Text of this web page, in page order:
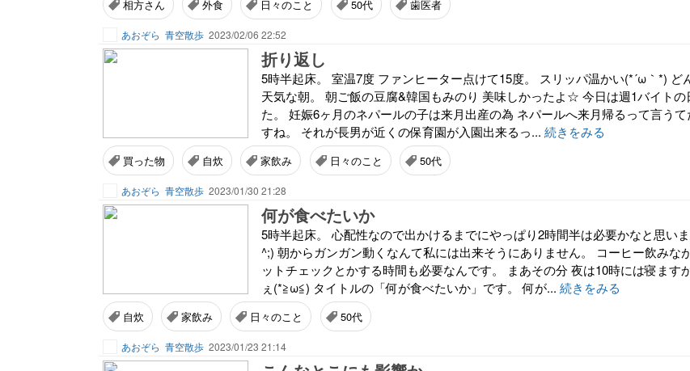
相方さん 外食 日々のこと 50代 歯医者
あおぞら 青空散歩 2023/02/06 22:52
折り返し
5時半起床。 室温7度 ファンヒーター点けて15度。 スリッパ温かい(*´ω｀*) ど
天気な朝。 朝ご飯の豆腐&韓国もみのり 美味しかったよ☆ 今日は週1バイトの
た。 妊娠6ヶ月のネパールの子は来月出産の為 ネパールへ来月帰るって言う
すね。 それが長男が近くの保育園が入園出来るっ... 続きをみる
買った物 自炊 家飲み 日々のこと 50代
あおぞら 青空散歩 2023/01/30 21:28
何が食べたいか
5時半起床。 心配性なので出かけるまでにやっぱり2時間半は必要かなと思いま
^;) 朝からガンガン動くなんて私には出来そうにありません。 コーヒー飲みな
ットチェックとかする時間も必要なんです。 まあその分 夜は10時には寝ます
ぇ(*≧ω≦) タイトルの「何が食べたいか」です。 何が... 続きをみる
自炊 家飲み 日々のこと 50代
あおぞら 青空散歩 2023/01/23 21:14